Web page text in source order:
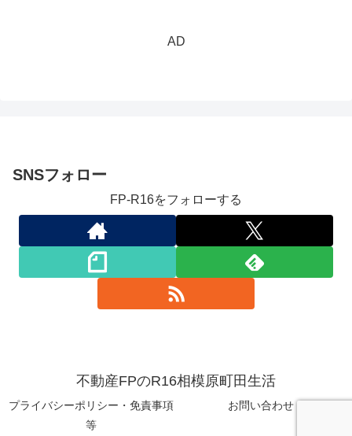
AD
SNSフォロー
FP-R16をフォローする
不動産FPのR16相模原町田生活
プライバシーポリシー・免責事項
等
お問い合わせ